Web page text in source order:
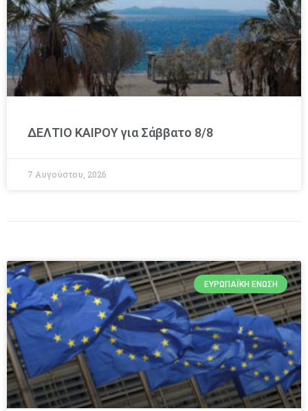
ΔΕΛΤΙΟ ΚΑΙΡΟΥ για Σάββατο 8/8
7 Αυγούστου, 2026
ΕΥΡΩΠΑΪΚΉ ΈΝΩΣΗ